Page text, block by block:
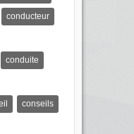
conducteur
conduite
conseils